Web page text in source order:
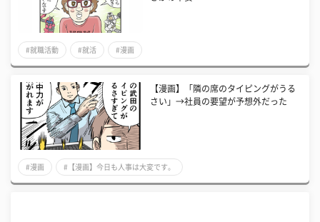
#就職活動 #就活 #漫画
【漫画】「隣の席のタイピングがうる
さい」→社員の要望が予想外だった
#漫画 #【漫画】今日も人事は大変です。